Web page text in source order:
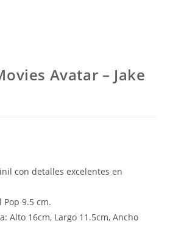
Avatar – Jake
con detalles excelentes en
9.5 cm.
Alto 16cm, Largo 11.5cm, Ancho